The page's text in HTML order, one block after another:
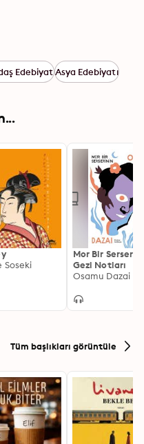
EdebiyatAsya Edebiyatı
Soseki
Mor Bir
Gezi Notları
Osamu Dazai
Tüm başlıkları görüntüle